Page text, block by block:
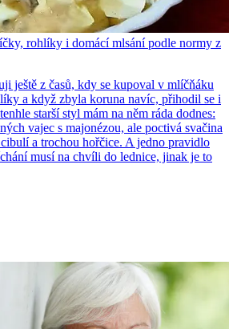
rohlíky i domácí mlsání podle normy z
ještě z časů, kdy se kupoval v mlíčňáku
a když zbyla koruna navíc, přihodil se i
starší styl mám na něm ráda dodnes:
vajec s majonézou, ale poctivá svačina
a trochou hořčice. A jedno pravidlo
musí na chvíli do lednice, jinak je to